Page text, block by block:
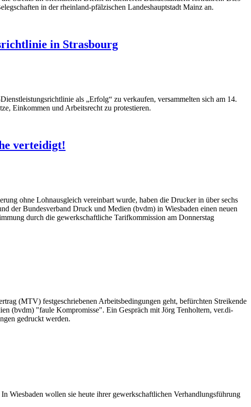
in der rheinland-pfälzischen Landeshauptstadt Mainz an.
in Strasbourg
als „Erfolg“ zu verkaufen, versammelten sich am 14.
Einkommen und Arbeitsrecht zu protestieren.
verteidigt!
ohne Lohnausgleich vereinbart wurde, haben die Drucker in über sechs
der Bundesverband Druck und Medien (bvdm) in Wiesbaden einen neuen
durch die gewerkschaftliche Tarifkommission am Donnerstag
(MTV) festgeschriebenen Arbeitsbedingungen geht, befürchten Streikende
(bvdm) "faule Kompromisse". Ein Gespräch mit Jörg Tenholtern, ver.di-
gedruckt werden.
Wiesbaden wollen sie heute ihrer gewerkschaftlichen Verhandlungsführung